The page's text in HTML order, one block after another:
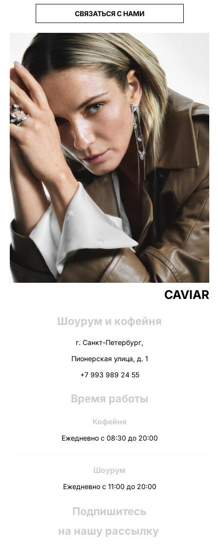
СВЯЗАТЬСЯ С НАМИ
CAVIAR
Шоурум и кофейня
г. Санкт-Петербург,
Пионерская улица, д. 1
+7 993 989 24 55
Время работы
Кофейня
Ежедневно с 08:30 до 20:00
Шоурум
Ежедневно с 11:00 до 20:00
Подпишитесь
на нашу рассылку